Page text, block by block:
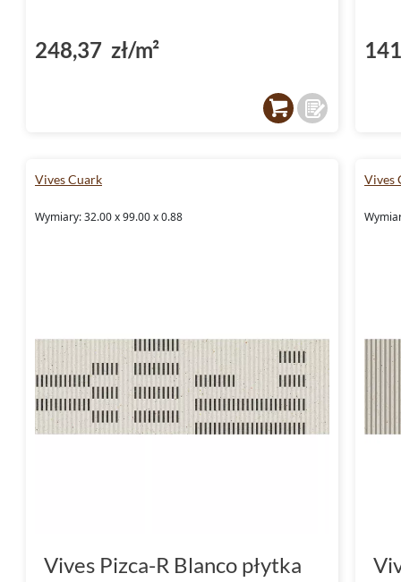
248,37 zł/m²
Vives Cuark
Wymiary: 32.00 x 99.00 x 0.88
Vives Pizca-R Blanco płytka
Vives